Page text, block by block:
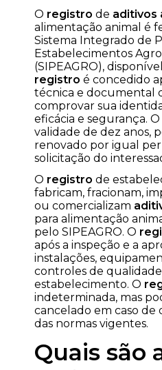
O registro de aditivos
alimentação animal é
Sistema Integrado de
Estabelecimentos
(SIPEAGRO),
registro é concedido
técnica e documental
comprovar sua
eficácia e segurança. O
validade de dez anos,
renovado por igual
solicitação do
O registro de
fabricam, fracionam,
ou comercializam
para alimentação
pelo SIPEAGRO. O
após a inspeção e a
instalações,
controles de
estabelecimento. O
indeterminada, mas
cancelado em caso
das normas vigentes.
Quais são